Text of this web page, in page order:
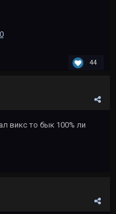
44
викс то бык 100% ли